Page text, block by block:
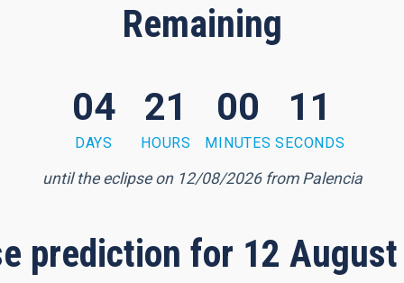
Remaining
04
DAYS
21
HOURS
00
MINUTES
10
SECONDS
until the eclipse on 12/08/2026 from Palencia
prediction for 12